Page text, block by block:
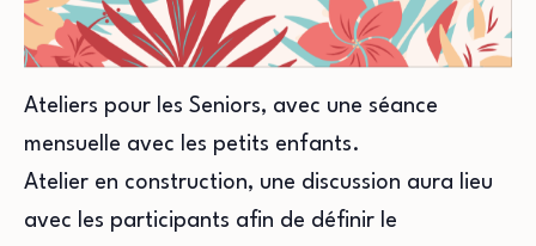
Ateliers pour les Seniors, avec une séance
mensuelle avec les petits enfants.
Atelier en construction, une discussion aura lieu
avec les participants afin de définir le